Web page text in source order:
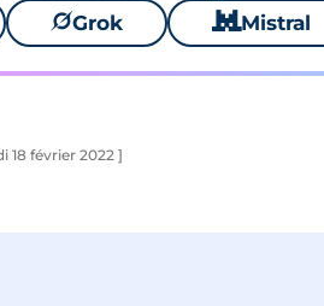
🪐Grok 🐱 Mistral
18 février 2022 ]